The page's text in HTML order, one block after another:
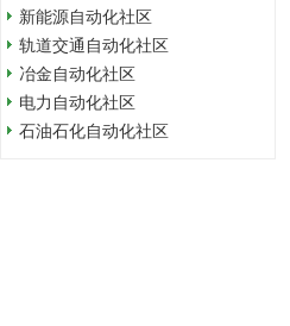
新能源自动化社区
轨道交通自动化社区
冶金自动化社区
电力自动化社区
石油石化自动化社区